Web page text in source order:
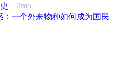
》中，她梳理两百多年近现代历史脉
现社会规训与群体控制的运行机制。
，1712—1778） 法国启蒙思想
相互承认，指出人与生俱来惧怕轻
约与中东铁路的诞生
殖民地”？
成林」主播。《人的境况》（又名
伦特著作中文译者。
者，《历史学人》主播。
治为何选择不追求最好
版
境
败再败?
2mo
：一个外来物种如何成为国民